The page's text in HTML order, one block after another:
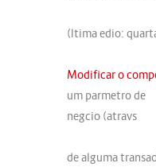
(ltima edio:
Modificar o
um parmetro de
negcio (atravs
de alguma